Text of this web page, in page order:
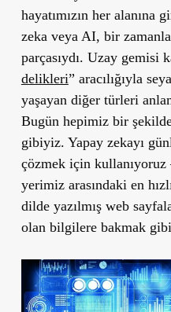
hayatımızın her alanına
zeka veya AI, bir
parçasıydı. Uzay gemisi
delikleri” aracılığıyla
yaşayan diğer türleri
Bugün hepimiz bir
gibiyiz. Yapay zekayı
çözmek için
yerimiz arasındaki en
dilde yazılmış web
olan bilgilere bakmak